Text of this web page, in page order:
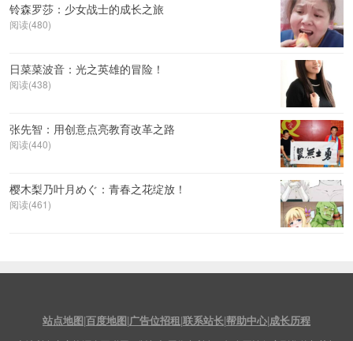
铃森罗莎：少女战士的成长之旅
阅读(480)
日菜菜波音：光之英雄的冒险！
阅读(438)
张先智：用创意点亮教育改革之路
阅读(440)
樱木梨乃叶月めぐ：青春之花绽放！
阅读(461)
站点地图|百度地图|广告位招租|联系站长|帮助中心|成长历程